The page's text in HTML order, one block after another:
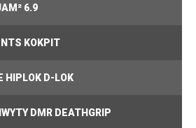
6.9
KOKPIT
HIPLOK D-LOK
DMR DEATHGRIP